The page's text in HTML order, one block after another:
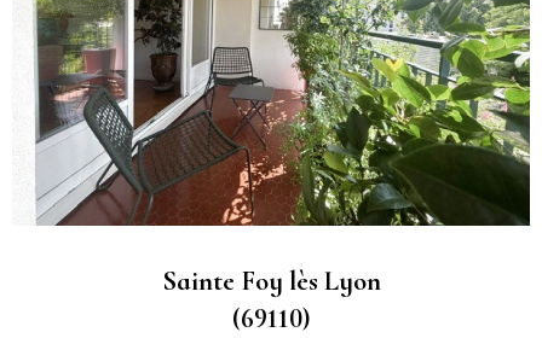
Sainte Foy lès Lyon
(69110)